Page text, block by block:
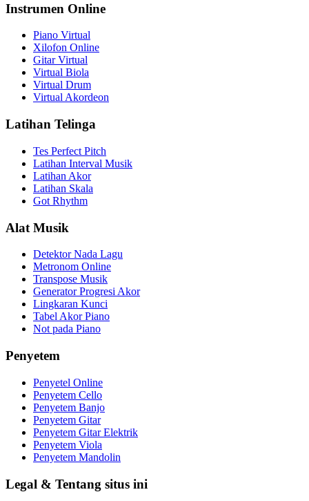
Instrumen Online
Piano Virtual
Xilofon Online
Gitar Virtual
Virtual Biola
Virtual Drum
Virtual Akordeon
Latihan Telinga
Tes Perfect Pitch
Latihan Interval Musik
Latihan Akor
Latihan Skala
Got Rhythm
Alat Musik
Detektor Nada Lagu
Metronom Online
Transpose Musik
Generator Progresi Akor
Lingkaran Kunci
Tabel Akor Piano
Not pada Piano
Penyetem
Penyetel Online
Penyetem Cello
Penyetem Banjo
Penyetem Gitar
Penyetem Gitar Elektrik
Penyetem Viola
Penyetem Mandolin
Legal & Tentang situs ini